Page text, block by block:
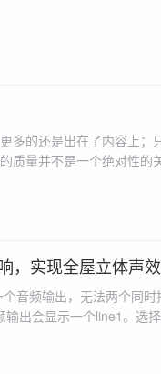
径 * @param $zip zip 对
多的还是出在了内容上；
质量并不是一个绝对性的
，实现全屋立体声
音频输出，无法两个同
显示一个line1。选择它 ④:找